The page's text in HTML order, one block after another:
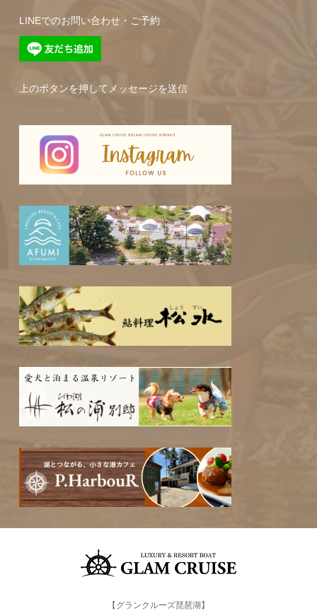
LINEでのお問い合わせ・ご予約
上のボタンを押してメッセージを送信
【グランクルーズ琵琶湖】